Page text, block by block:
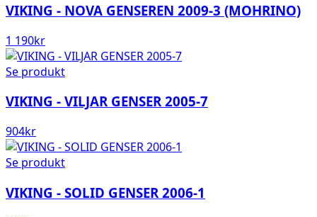
VIKING - NOVA GENSEREN 2009-3 (MOHRINO)
1 190kr
Se produkt
VIKING - VILJAR GENSER 2005-7
904kr
Se produkt
VIKING - SOLID GENSER 2006-1